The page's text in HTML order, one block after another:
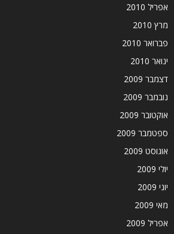
אפריל 2010
מרץ 2010
פברואר 2010
ינואר 2010
דצמבר 2009
נובמבר 2009
אוקטובר 2009
ספטמבר 2009
אוגוסט 2009
יולי 2009
יוני 2009
מאי 2009
אפריל 2009